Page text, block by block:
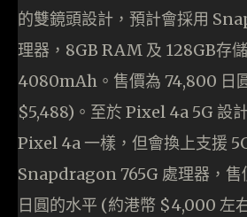
的雙鏡頭設計，預計會採用
理器，8GB RAM 及 128GB存
4080mAh。售價為 74,800 日
$5,488)。至於 Pixel 4a 5G 設
Pixel 4a 一樣，但會換上支援
Snapdragon 765G 處理器，售
日圓的水平 (約港幣 $4,000 左